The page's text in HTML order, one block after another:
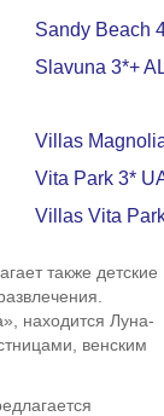
Sandy Beach
Slavuna 3*+
Villas
Vita Park 3*
Villas Vita
также детские
находится Луна-
венским